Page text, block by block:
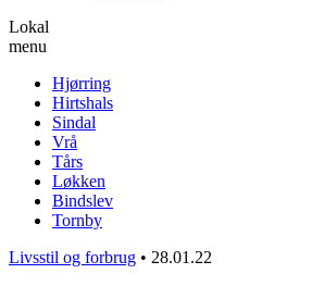
Lokal
menu
Hjørring
Hirtshals
Sindal
Vrå
Tårs
Løkken
Bindslev
Tornby
Livsstil og forbrug • 28.01.22